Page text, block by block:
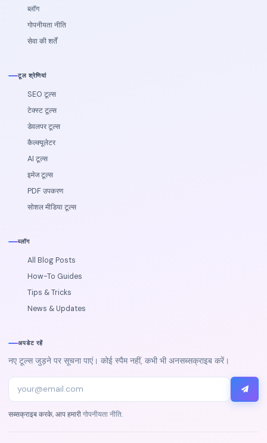
ब्लॉग
गोपनीयता नीति
सेवा की शर्तें
टूल श्रेणियां
SEO टूल्स
टेक्स्ट टूल्स
डेवलपर टूल्स
कैल्‍क्‍यूलेटर
AI टूल्स
इमेज टूल्स
PDF उपकरण
सोशल मीडिया टूल्स
ब्लॉग
All Blog Posts
How-To Guides
Tips & Tricks
News & Updates
अपडेट रहें
नए टूल्स जुड़ने पर सूचना पाएं। कोई स्पैम नहीं, कभी भी अनसब्सक्राइब करें।
सब्सक्राइब करके, आप हमारीगोपनीयता नीति.